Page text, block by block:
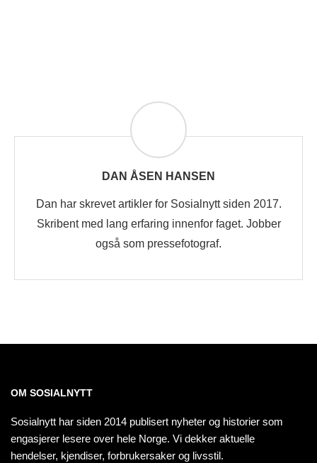
DAN ÅSEN HANSEN
Dan har skrevet artikler for Sosialnytt siden 2017.
Skribent med lang erfaring innenfor faget. Jobber
også som pressefotograf.
OM SOSIALNYTT
Sosialnytt har siden 2014 publisert nyheter og historier som
engasjerer lesere over hele Norge. Vi dekker aktuelle
hendelser, kjendiser, forbrukersaker og livsstil.